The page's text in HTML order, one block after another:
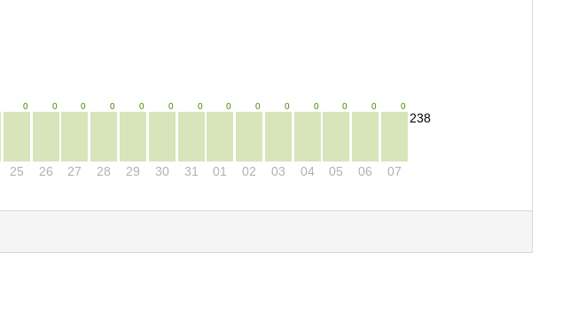
0
25
0
26
0
27
0
28
0
29
0
30
0
31
0
01
0
02
0
03
0
04
0
05
0
06
238
0
07